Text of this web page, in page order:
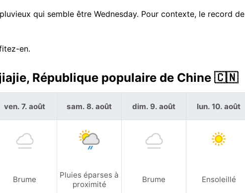
qui semble être Wednesday. Pour contexte, le record de
en.
République populaire de Chine 🇨🇳
ven. 7. août
Brume
sam. 8. août
Pluies éparses à
proximité
dim. 9. août
Brume
lun. 10. août
Ensoleillé